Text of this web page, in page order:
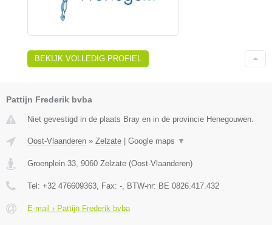
BEKIJK VOLLEDIG PROFIEL
Pattijn Frederik bvba
Niet gevestigd in de plaats Bray en in de provincie Henegouwen.
Oost-Vlaanderen » Zelzate | Google maps ▼
Groenplein 33 9060 Zelzate (Oost-Vlaanderen)
Tel: +32 476609363 , Fax: - , BTW-nr: BE 0826.417.432
E-mail › Pattijn Frederik bvba